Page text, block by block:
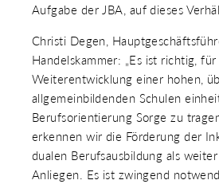
Aufgabe der JBA, auf dieses
Christi Degen,
Handelskammer: „Es ist richtig,
Weiterentwicklung einer hohen,
allgemeinbildenden Schulen
Berufsorientierung Sorge zu
erkennen wir die Förderung der
dualen Berufsausbildung als
Anliegen. Es ist zwingend